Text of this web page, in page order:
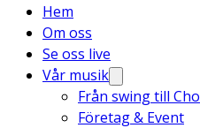
Hem
Om oss
Se oss live
Vår musik
Från swing till
Företag & Event